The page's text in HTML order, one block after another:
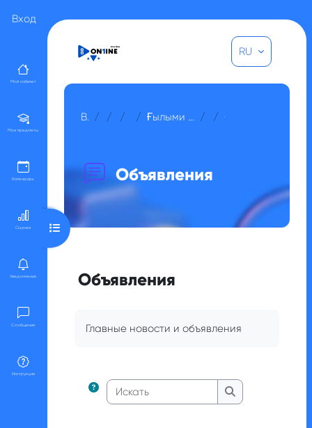
Вход
Мой кабинет
Мои предметы
Календарь
Оценки
Уведомления
Сообщения
Инструкции
RU
В начало КурсыПрочее
Для гостей Ғылыми зерттеу әдістерінің негіздері / Мустафа Азамат Қойшықұлұлы Общее
Объявления
Открыть оглавление курса
Объявления
Главные новости и объявления
Искать
Искать